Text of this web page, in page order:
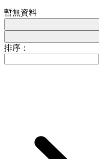
暫無資料
排序：